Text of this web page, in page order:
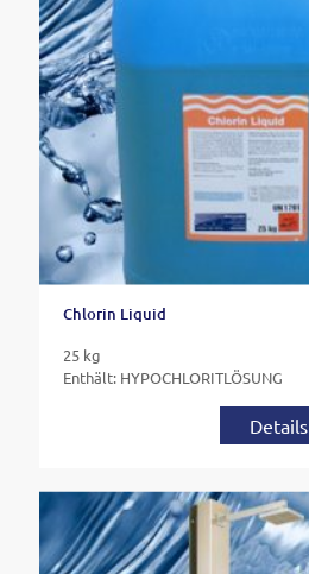
Chlorin Liquid
25 kg
Enthält: HYPOCHLORITLÖSUNG
Details